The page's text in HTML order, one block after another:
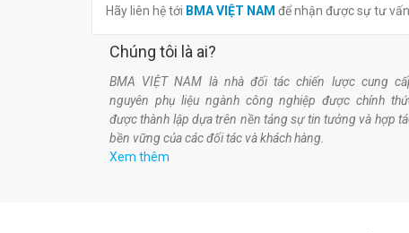
Hãy liên hệ tới BMA VIỆT NAM để nhận được sự tư
Chúng tôi là ai?
BMA VIỆT NAM là nhà đối tác chiến lược cung
nguyên phụ liệu ngành công nghiệp được chính
được thành lập dựa trên nền tảng sự tin tưởng và hợp
bền vững của các đối tác và khách hàng.
Xem thêm